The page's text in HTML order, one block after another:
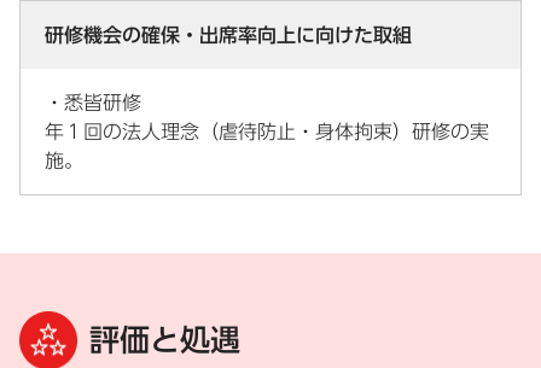
研修機会の確保・出席率向上に向けた取組
・悉皆研修
年１回の法人理念（虐待防止・身体拘束）研修の実
施。
評価と処遇